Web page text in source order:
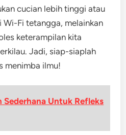
cucian lebih tinggi atau
Wi-Fi tetangga, melainkan
keterampilan kita
Jadi, siap-siaplah
menimba ilmu!
Sederhana Untuk Refleks